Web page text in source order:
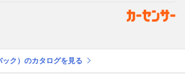
ク）のカタログを見る